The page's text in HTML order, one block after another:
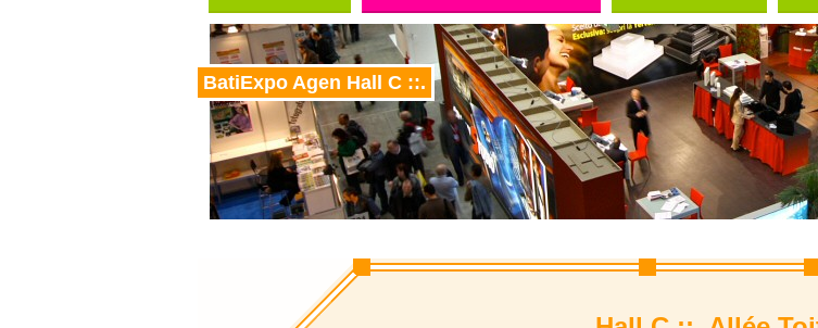
BatiExpo Agen Hall C ::.